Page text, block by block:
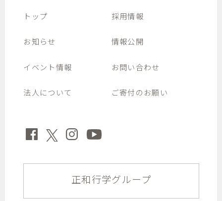
トップ
お知らせ
イベント情報
法人について
採用情報
情報公開
お問い合わせ
ご寄付のお願い
正和行学グループ